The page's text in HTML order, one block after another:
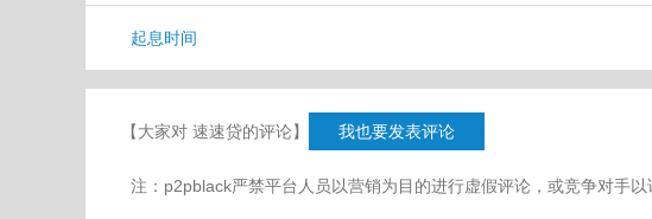
起息时间
【大家对 速速贷的评论】 我也要发表评论
注：p2pblack严禁平台人员以营销为目的进行虚假评论，或竞争对手